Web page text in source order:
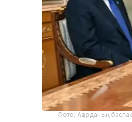
Фото: Ақорданың